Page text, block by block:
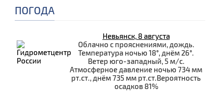
ПОГОДА
Невьянск, 8 августа
Облачно с прояснениями, дождь.
Температура ночью 18°, днём 26°.
Ветер юго-западный, 5 м/с.
Атмосферное давление ночью 734 мм
рт.ст., днём 735 мм рт.ст.Вероятность
осадков 81%